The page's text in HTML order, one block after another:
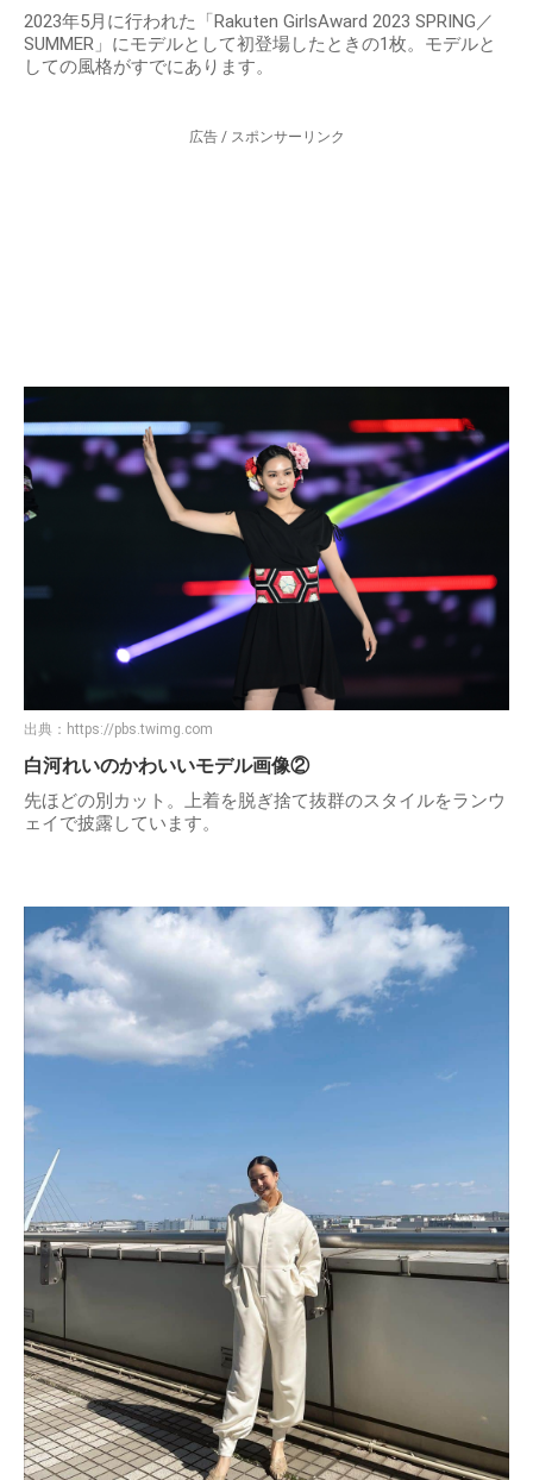
2023年5月に行われた「Rakuten GirlsAward 2023 SPRING／
SUMMER」にモデルとして初登場したときの1枚。モデルと
しての風格がすでにあります。
広告 / スポンサーリンク
出典： https://pbs.twimg.com
白河れいのかわいいモデル画像②
先ほどの別カット。上着を脱ぎ捨て抜群のスタイルをランウ
ェイで披露しています。